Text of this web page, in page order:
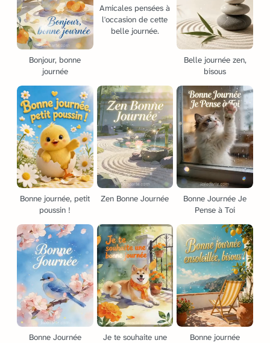
Bonjour, bonne
journée
Amicales pensées à
l'occasion de cette
belle journée.
Belle journée zen,
bisous
Bonne journée, petit
poussin !
Zen Bonne Journée
Bonne Journée Je
Pense à Toi
Bonne Journée
Je te souhaite une
Bonne journée